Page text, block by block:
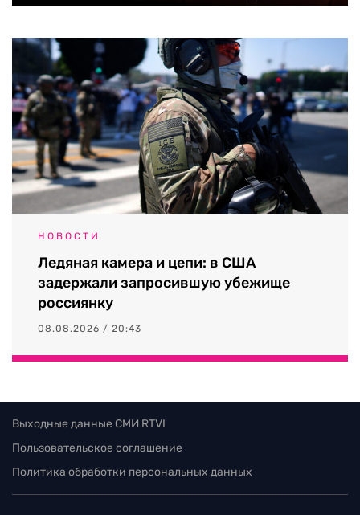
НОВОСТИ
Ледяная камера и цепи: в США
задержали запросившую убежище
россиянку
08.08.2026 / 20:43
Выходные данные СМИ RTVI
Пользовательское соглашение
Политика обработки персональных данных